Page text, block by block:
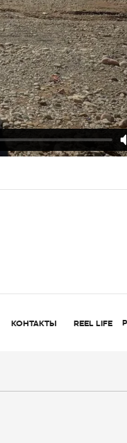
КОНТАКТЫ REEL LIFE